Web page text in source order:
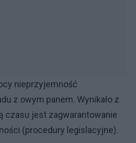
nieprzyjemność
z owym panem. Wynikało z
czasu jest zagwarantowanie
(procedury legislacyjne).